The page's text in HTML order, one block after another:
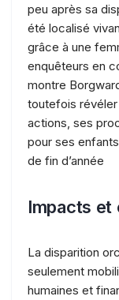
peu après sa
été localisé
grâce à une
enquêteurs en
montre
toutefois
actions, ses
pour ses
de fin d’année​
Impacts et
La disparition
seulement
humaines et